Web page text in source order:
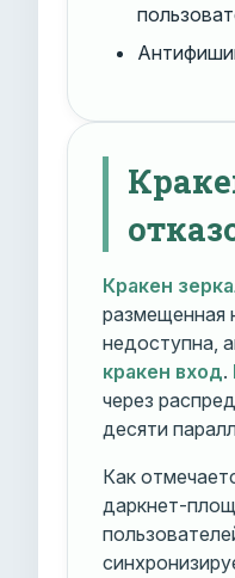
Кракен
размещенная
недоступна,
кракен вход.
через
десяти
Как
даркнет-